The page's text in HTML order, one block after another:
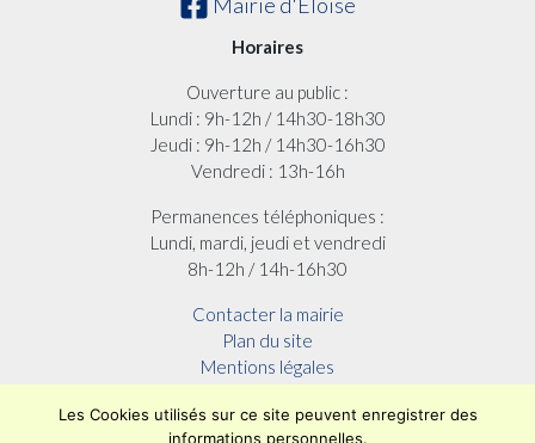
Mairie d'Éloise
Horaires
Ouverture au public :
Lundi : 9h-12h / 14h30-18h30
Jeudi : 9h-12h / 14h30-16h30
Vendredi : 13h-16h
Permanences téléphoniques :
Lundi, mardi, jeudi et vendredi
8h-12h / 14h-16h30
Contacter la mairie
Plan du site
Mentions légales
Accessibilité (en cours)
Les Cookies utilisés sur ce site peuvent enregistrer des
informations personnelles.